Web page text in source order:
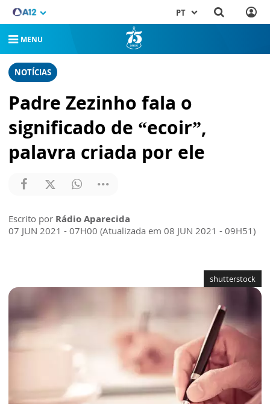
PT
MENU
NOTÍCIAS
Padre Zezinho fala o
significado de “ecoir”,
palavra criada por ele
Escrito por Rádio Aparecida
07 JUN 2021 - 07H00 (Atualizada em 08 JUN 2021 - 09H51)
shutterstock